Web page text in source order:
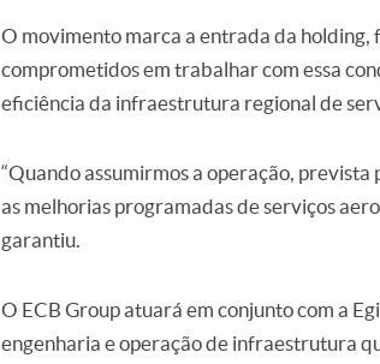
O movimento marca a entrada da holding,
comprometidos em trabalhar com essa
eficiência da infraestrutura regional de
“Quando assumirmos a operação,
as melhorias programadas de serviços
garantiu.
O ECB Group atuará em conjunto com a
engenharia e operação de infraestrutura